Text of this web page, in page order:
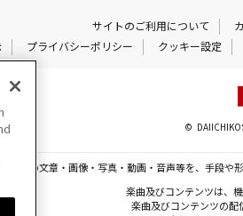
サイトのご利用について
プライバシーポリシー クッキー設定
©
一切の文章・画像・写真・動画・音声等を、手段
楽曲及びコンテンツは、
楽曲及びコンテンツの配